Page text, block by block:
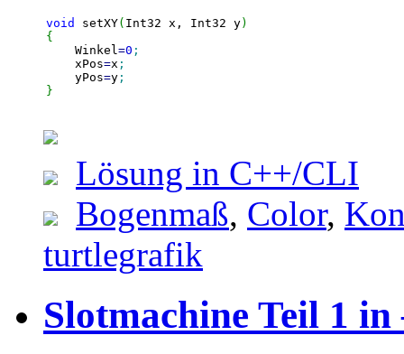
void setXY( Int32 x, Int32 y)
{
    Winkel
=0 ;
    xPos
=x ;
    yPos
=y ;
}
Lösung in C++/CLI
Bogenmaß, Color,
turtlegrafik
Slotmachine Teil 1